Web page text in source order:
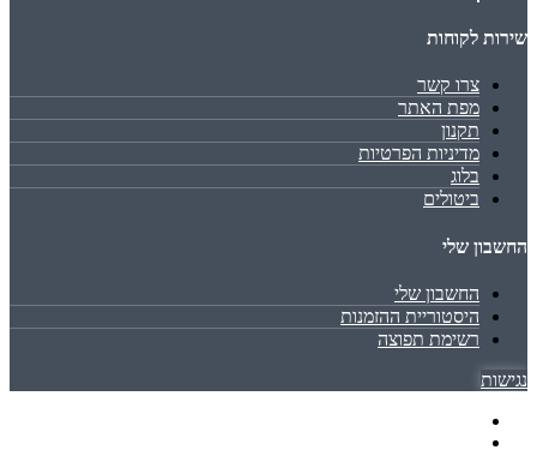
שירות לקוחות
צרו קשר
מפת האתר
תקנון
מדיניות הפרטיות
בלוג
ביטולים
החשבון שלי
החשבון שלי
היסטוריית ההזמנות
רשימת תפוצה
נגישות